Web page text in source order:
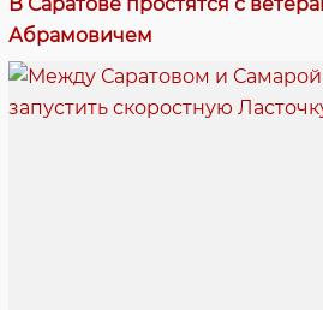
Абрамовичем